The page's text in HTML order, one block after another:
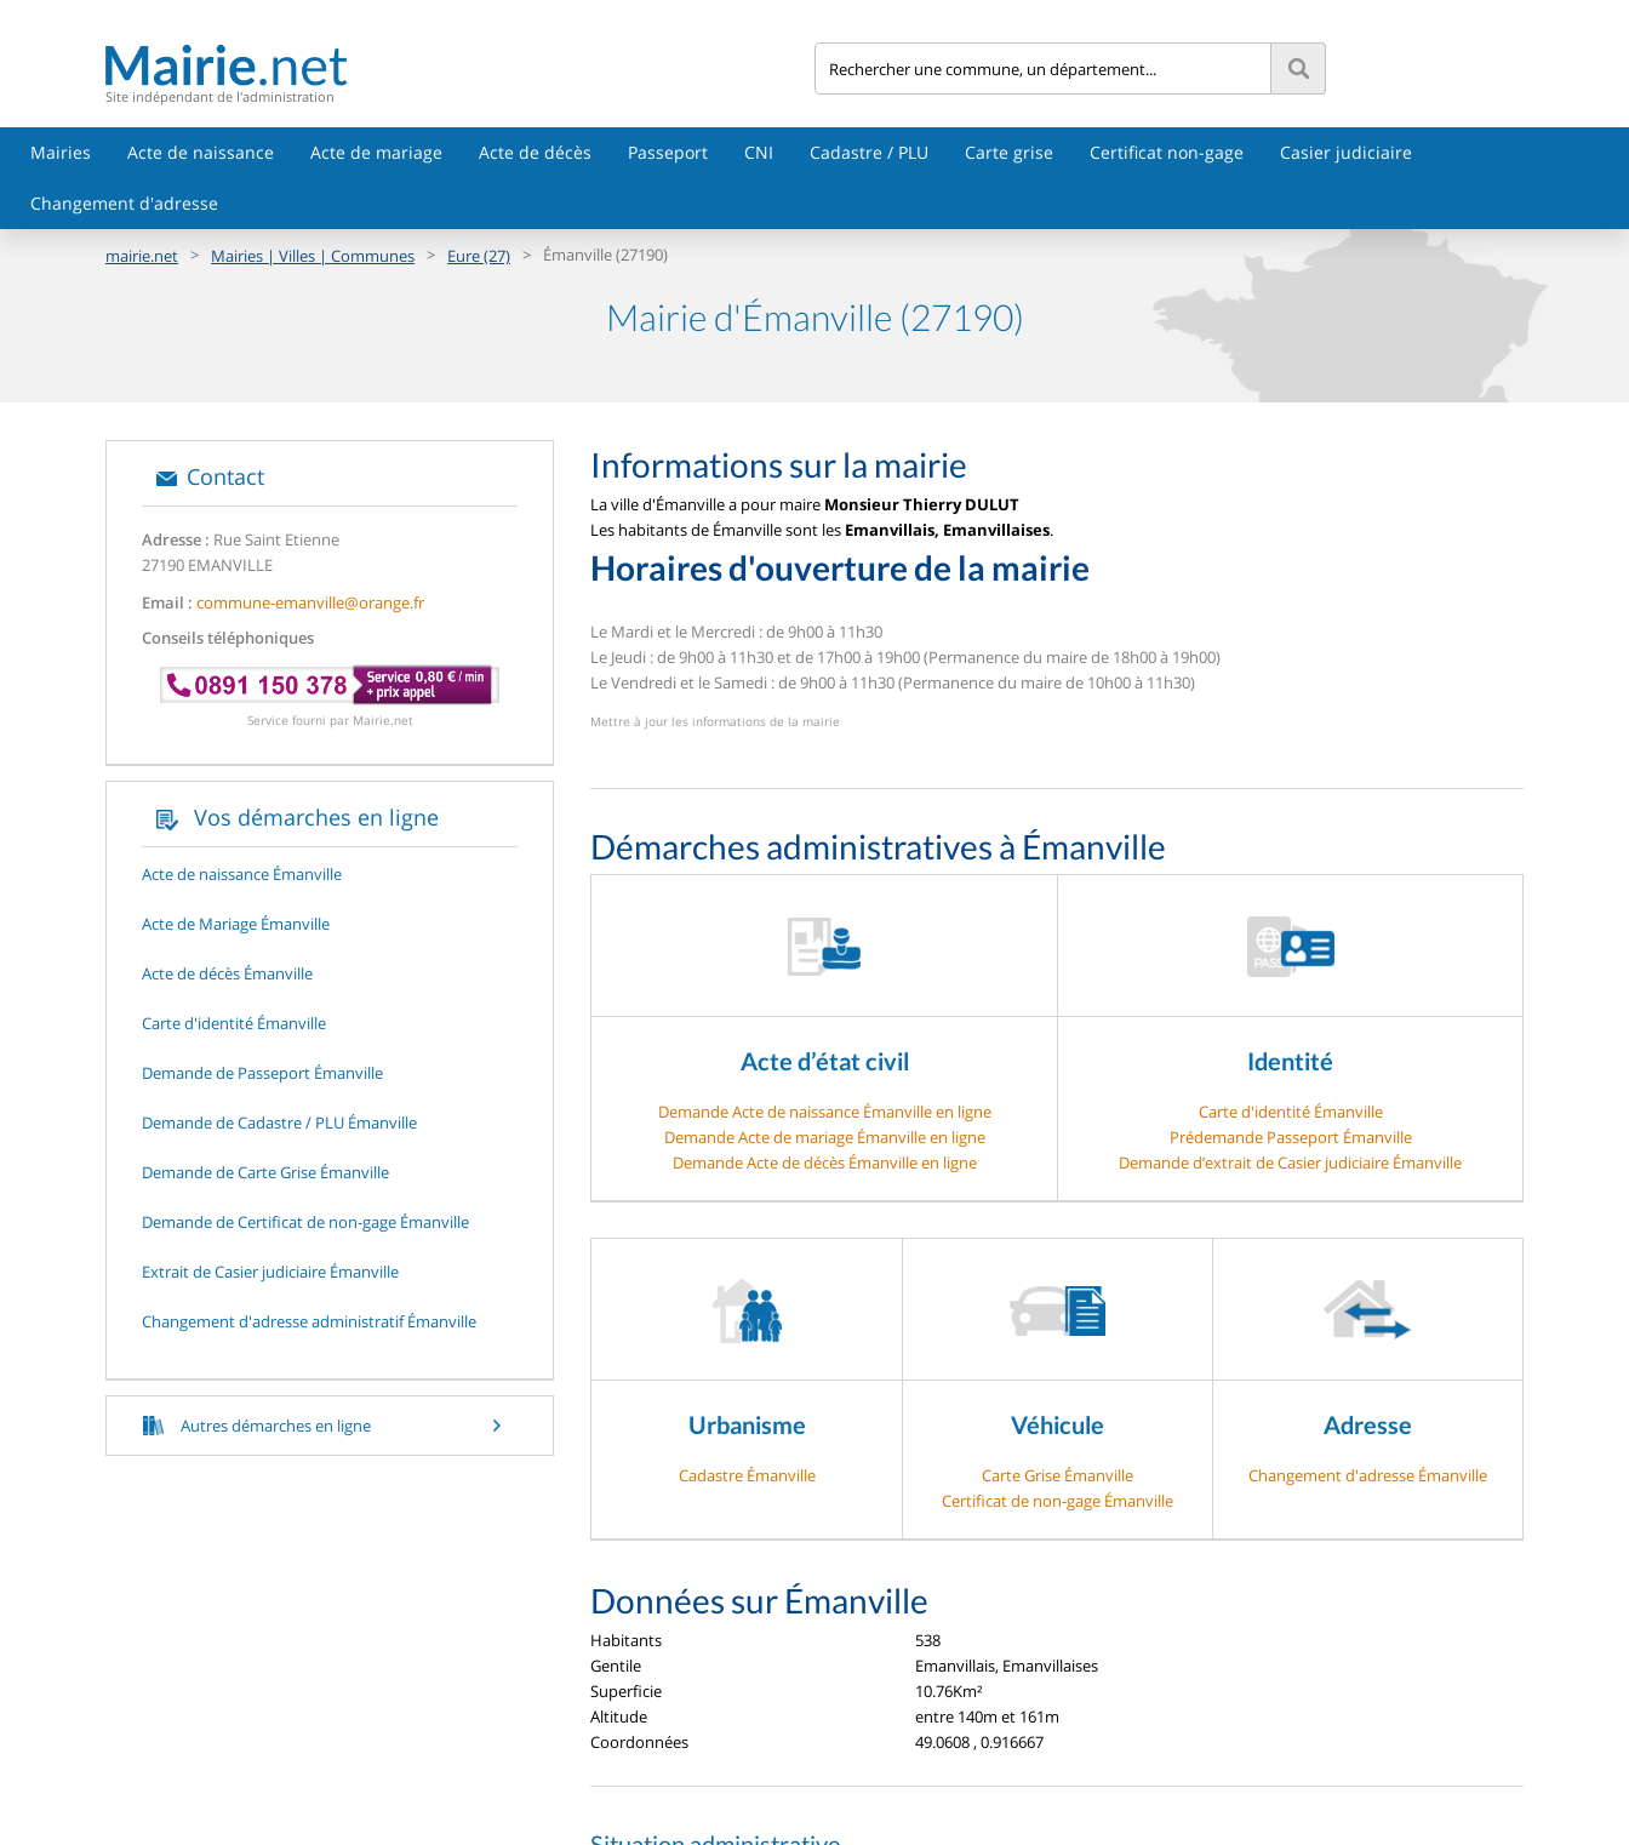
Site indépendant de l'administration
Mairies Acte de naissance Acte de mariage Acte de décès Passeport CNI Cadastre / PLU Carte grise Certificat non-gage Casier judiciaire
Changement d'adresse
mairie.net > Mairies | Villes | Communes > Eure (27) > Émanville (27190)
Mairie d'Émanville (27190)
Contact
Adresse : Rue Saint Etienne
27190 EMANVILLE
Email : commune-emanville@orange.fr
Conseils téléphoniques
Service fourni par Mairie.net
Vos démarches en ligne
Acte de naissance Émanville
Acte de Mariage Émanville
Acte de décès Émanville
Carte d'identité Émanville
Demande de Passeport Émanville
Demande de Cadastre / PLU Émanville
Demande de Carte Grise Émanville
Demande de Certificat de non-gage Émanville
Extrait de Casier judiciaire Émanville
Changement d'adresse administratif Émanville
Autres démarches en ligne
Informations sur la mairie
La ville d'Émanville a pour maire Monsieur Thierry DULUT
Les habitants de Émanville sont les Emanvillais, Emanvillaises.
Horaires d'ouverture de la mairie
Le Mardi et le Mercredi : de 9h00 à 11h30
Le Jeudi : de 9h00 à 11h30 et de 17h00 à 19h00 (Permanence du maire de 18h00 à 19h00)
Le Vendredi et le Samedi : de 9h00 à 11h30 (Permanence du maire de 10h00 à 11h30)
Mettre à jour les informations de la mairie
Démarches administratives à Émanville
Acte d’état civil
Demande Acte de naissance Émanville en ligne
Demande Acte de mariage Émanville en ligne
Demande Acte de décès Émanville en ligne
Identité
Carte d'identité Émanville
Prédemande Passeport Émanville
Demande d’extrait de Casier judiciaire Émanville
Urbanisme
Cadastre Émanville
Véhicule
Carte Grise Émanville
Certificat de non-gage Émanville
Adresse
Changement d'adresse Émanville
Données sur Émanville
Habitants
538
Gentile
Emanvillais, Emanvillaises
Superficie
10.76Km²
Altitude
entre 140m et 161m
Coordonnées
49.0608 , 0.916667